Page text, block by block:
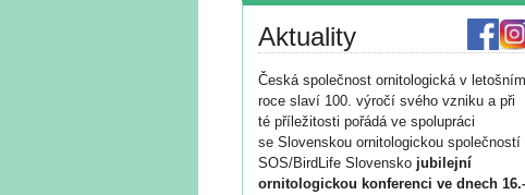
Aktuality
Česká společnost ornitologická v letošním
roce slaví 100. výročí svého vzniku a při
té příležitosti pořádá ve spolupráci
se Slovenskou ornitologickou společností
SOS/BirdLife Slovensko jubilejní
ornitologickou konferenci ve dnech